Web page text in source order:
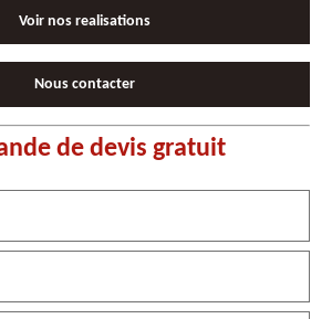
Voir nos realisations
Nous contacter
de devis gratuit